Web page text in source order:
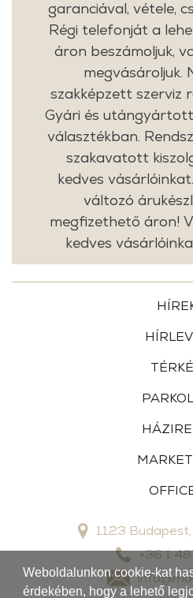
garanciával, vétele,
Régi telefonját a
áron beszámoljuk,
megvásároljuk.
szakképzett szerviz
Gyári és
választékban.
szakavatott
kedves
változó
megfizethető áron!
kedves
1123
+36 1
Weboldalunkon cookie-kat
érdekében, hogy a lehető